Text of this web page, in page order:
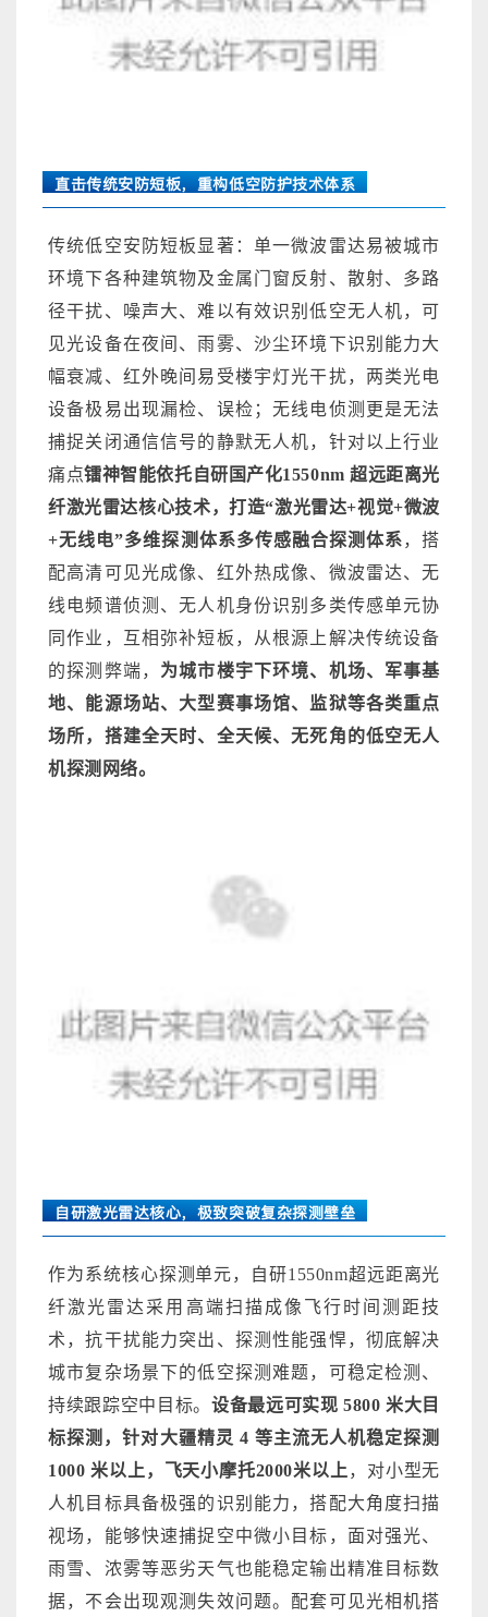
直击传统安防短板，重构低空防护技术体系
传统低空安防短板显著：单一微波雷达易被城市
环境下各种建筑物及金属门窗反射、散射、 多路
径干扰、噪声大、难以有效识别低空无人机，可
见光设备在夜间、雨雾、沙尘环境下识别能力大
幅衰减、红外晚间易受楼宇灯光干扰，两类光电
设备极易出现漏检、误检；无线电侦测更是无法
捕捉关闭通信信号的静默无人机，针对以上行业
痛点镭神智能依托自研国产化1550nm 超远距离光
纤激光雷达核心技术，打造“激光雷达+视觉+微波
+无线电”多维探测体系多传感融合探测体系，搭
配高清可见光成像、红外热成像、微波雷达、无
线电频谱侦测 、无人机身份识别多类传感单元协
同作业，互相弥补短板，从根源上解决传统设备
的探测弊端， 为城市楼宇下环境、机场、军事基
地、能源场站、大型赛事场馆、监狱等各类重点
场所，搭建全天时、全天候、无死角的低空无人
机探测网络。
自研激光雷达核心，极致突破复杂探测壁垒
作为系统核心探测单元，自研1550nm超远距离光
纤激光雷达 采用高端扫描成像飞行时间测距技
术，抗干扰能力突出、探测性能强悍，彻底解决
城市复杂场景下的低空探测难题，可稳定检测、
持续跟踪空中目标。 设备最远可实现 5800 米大目
标探测，针对大疆精灵 4 等主流无人机稳定探测
1000 米以上，飞天小摩托2000米以上 ，对小型无
人机目标具备极强的识别能力，搭配大角度扫描
视场，能够快速捕捉空中微小目标，面对强光、
雨雪、浓雾等恶劣天气也能稳定输出精准目标数
据，不会出现观测失效问题。配套可见光相机搭